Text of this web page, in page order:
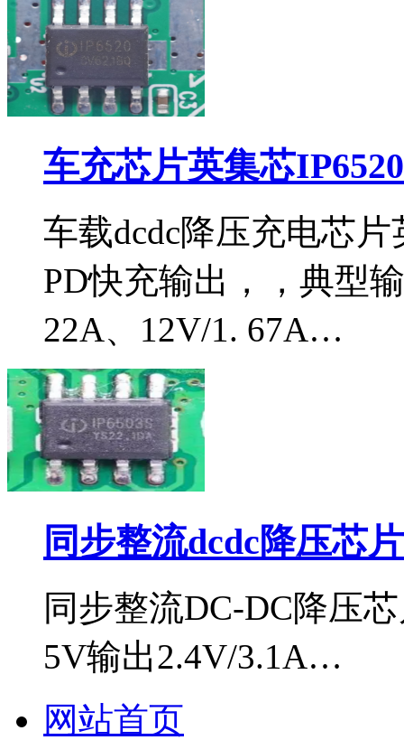
车充芯片英集芯
车载dcdc降压充电芯
PD快充输出，，典型
22A、12V/1. 67A…
同步整流dcdc降压芯
同步整流DC-DC降压
5V输出2.4V/3.1A…
网站首页